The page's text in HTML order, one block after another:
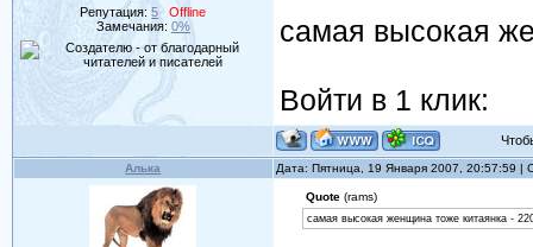
Репутация:5
Offline
Замечания: 0% самая высокая
Войти в 1 клик:
Алька Дата: Пятница, 19 Января 2007, 20:57:59 |
Quote(rams)
самая высокая женщина тоже китаянка -